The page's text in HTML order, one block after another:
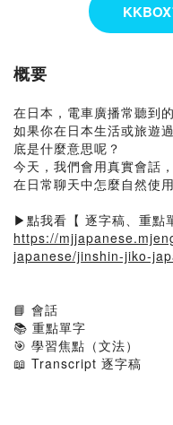
概要
在日本，電車廣播常聽到
如果你在日本生活或旅遊
底是什麼意思呢？
今天，我們會用真實會話
在日常聊天中怎麼自然使用
▶點我看【 逐字稿、重點
https://
japanese/jinshin-jiko-
📘 會話
📚 重點單字
🎯 學習焦點（文法）
📖 Transcript 逐字稿